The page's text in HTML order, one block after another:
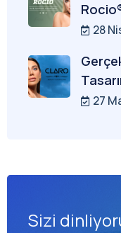
28
27
Sizi